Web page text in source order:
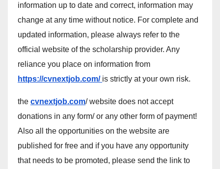
information up to date and correct, information may
change at any time without notice. For complete and
updated information, please always refer to the
official website of the scholarship provider. Any
reliance you place on information from
https://cvnextjob.com/ is strictly at your own risk.
the cvnextjob.com/ website does not accept
donations in any form/ or any other form of payment!
Also all the opportunities on the website are
published for free and if you have any opportunity
that needs to be promoted, please send the link to